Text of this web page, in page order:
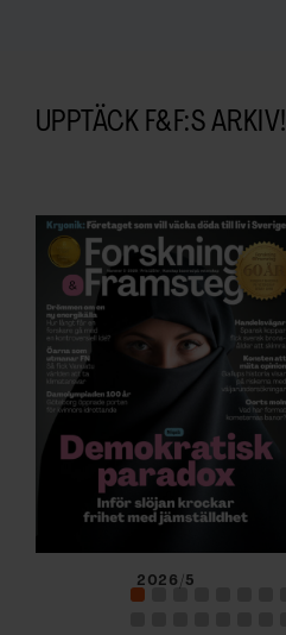
UPPTÄCK F&F:S ARKIV!
2026/5